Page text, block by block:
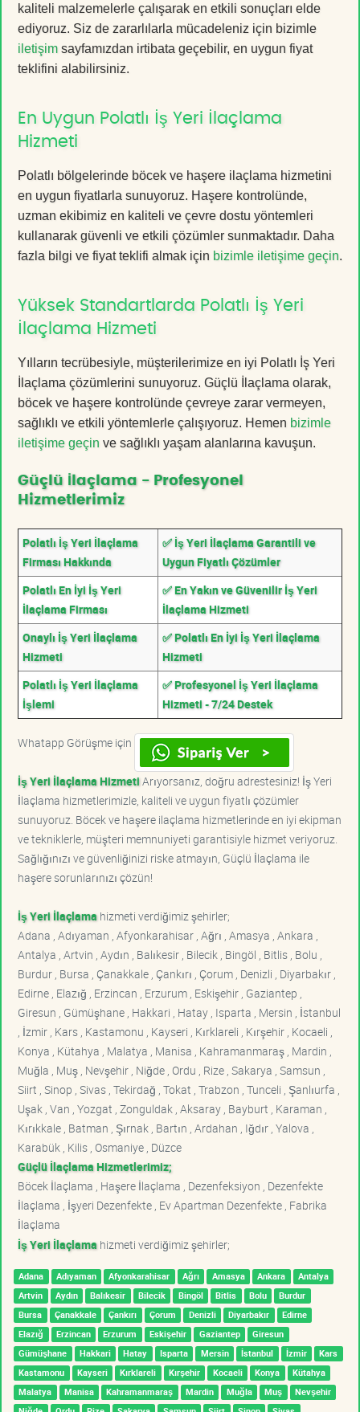
kaliteli malzemelerle çalışarak en etkili sonuçları elde
ediyoruz. Siz de zararlılarla mücadeleniz için bizimle
iletişim sayfamızdan irtibata geçebilir, en uygun fiyat
teklifini alabilirsiniz.
En Uygun Polatlı İş Yeri İlaçlama
Hizmeti
Polatlı bölgelerinde böcek ve haşere ilaçlama hizmetini
en uygun fiyatlarla sunuyoruz. Haşere kontrolünde,
uzman ekibimiz en kaliteli ve çevre dostu yöntemleri
kullanarak güvenli ve etkili çözümler sunmaktadır. Daha
fazla bilgi ve fiyat teklifi almak için bizimle iletişime geçin.
Yüksek Standartlarda Polatlı İş Yeri
İlaçlama Hizmeti
Yılların tecrübesiyle, müşterilerimize en iyi Polatlı İş Yeri
İlaçlama çözümlerini sunuyoruz. Güçlü İlaçlama olarak,
böcek ve haşere kontrolünde çevreye zarar vermeyen,
sağlıklı ve etkili yöntemlerle çalışıyoruz. Hemen bizimle
iletişime geçin ve sağlıklı yaşam alanlarına kavuşun.
Güçlü İlaçlama - Profesyonel
Hizmetlerimiz
Polatlı İş Yeri İlaçlama
Firması Hakkında
✅ İş Yeri İlaçlama Garantili ve
Uygun Fiyatlı Çözümler
Polatlı En İyi İş Yeri
İlaçlama Firması
✅ En Yakın ve Güvenilir İş Yeri
İlaçlama Hizmeti
Onaylı İş Yeri İlaçlama
Hizmeti
✅ Polatlı En İyi İş Yeri İlaçlama
Hizmeti
Polatlı İş Yeri İlaçlama
İşlemi
✅ Profesyonel İş Yeri İlaçlama
Hizmeti - 7/24 Destek
Whatapp Görüşme için
İş Yeri İlaçlama HizmetiArıyorsanız, doğru adrestesiniz! İş Yeri
İlaçlama hizmetlerimizle, kaliteli ve uygun fiyatlı çözümler
sunuyoruz. Böcek ve haşere ilaçlama hizmetlerinde en iyi ekipman
ve tekniklerle, müşteri memnuniyeti garantisiyle hizmet veriyoruz.
Sağlığınızı ve güvenliğinizi riske atmayın, Güçlü İlaçlama ile
haşere sorunlarınızı çözün!
İş Yeri İlaçlama hizmeti verdiğimiz şehirler;
Adana , Adıyaman , Afyonkarahisar , Ağrı , Amasya , Ankara ,
Antalya , Artvin , Aydın , Balıkesir , Bilecik , Bingöl , Bitlis , Bolu ,
Burdur , Bursa , Çanakkale , Çankırı , Çorum , Denizli , Diyarbakır ,
Edirne , Elazığ , Erzincan , Erzurum , Eskişehir , Gaziantep ,
Giresun , Gümüşhane , Hakkari , Hatay , Isparta , Mersin , İstanbul
, İzmir , Kars , Kastamonu , Kayseri , Kırklareli , Kırşehir , Kocaeli ,
Konya , Kütahya , Malatya , Manisa , Kahramanmaraş , Mardin ,
Muğla , Muş , Nevşehir , Niğde , Ordu , Rize , Sakarya , Samsun ,
Siirt , Sinop , Sivas , Tekirdağ , Tokat , Trabzon , Tunceli , Şanlıurfa ,
Uşak , Van , Yozgat , Zonguldak , Aksaray , Bayburt , Karaman ,
Kırıkkale , Batman , Şırnak , Bartın , Ardahan , Iğdır , Yalova ,
Karabük , Kilis , Osmaniye , Düzce
Güçlü İlaçlama Hizmetlerimiz;
Böcek İlaçlama , Haşere İlaçlama , Dezenfeksiyon , Dezenfekte
İlaçlama , İşyeri Dezenfekte , Ev Apartman Dezenfekte , Fabrika
İlaçlama
İş Yeri İlaçlama hizmeti verdiğimiz şehirler;
Adana Adıyaman Afyonkarahisar Ağrı Amasya Ankara
Antalya
Artvin
Aydın Balıkesir Bilecik Bingöl Bitlis Bolu
Burdur
Bursa
Çanakkale Çankırı Çorum Denizli Diyarbakır
Edirne
Elazığ
Erzincan Erzurum Eskişehir Gaziantep
Giresun
Gümüşhane
Hakkari Hatay Isparta Mersin İstanbul İzmir
Kars
Kastamonu
Kayseri Kırklareli Kırşehir Kocaeli Konya
Kütahya
Malatya
Manisa Kahramanmaraş Mardin Muğla Muş
Nevşehir